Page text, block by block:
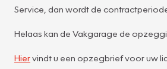
Service, dan wordt de
Helaas kan de Vakgarage de
Hiervindt u een opzegbrief voor uw